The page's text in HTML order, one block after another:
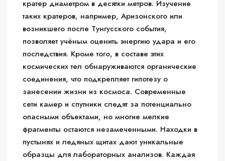
кратер диаметром в десятки метров. Изучение
таких кратеров, например, Аризонского или
возникшего после Тунгусского события,
позволяет учёным оценить энергию удара и его
последствия. Кроме того, в составе этих
космических тел обнаруживаются органические
соединения, что подкрепляет гипотезу о
занесении жизни из космоса. Современные
сети камер и спутники следят за потенциально
опасными объектами, но многие мелкие
фрагменты остаются незамеченными. Находки в
пустынях и ледяных щитах дают уникальные
образцы для лабораторных анализов. Каждая